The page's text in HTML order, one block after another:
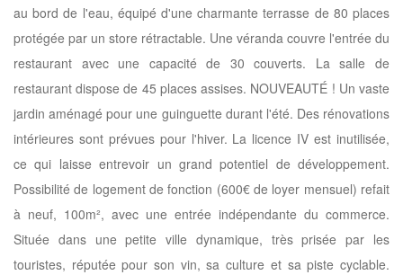
au bord de l'eau, équipé d'une charmante terrasse de 80 places
protégée par un store rétractable. Une véranda couvre l'entrée du
restaurant avec une capacité de 30 couverts. La salle de
restaurant dispose de 45 places assises. NOUVEAUTÉ ! Un vaste
jardin aménagé pour une guinguette durant l'été. Des rénovations
intérieures sont prévues pour l'hiver. La licence IV est inutilisée,
ce qui laisse entrevoir un grand potentiel de développement.
Possibilité de logement de fonction (600€ de loyer mensuel) refait
à neuf, 100m², avec une entrée indépendante du commerce.
Située dans une petite ville dynamique, très prisée par les
touristes, réputée pour son vin, sa culture et sa piste cyclable.